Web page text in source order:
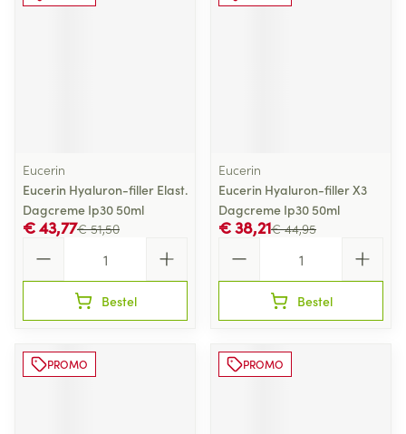
Eucerin
Eucerin Hyaluron-filler Elast.
Dagcreme Ip30 50ml
€ 51,50
€ 43,77
Bestel
Eucerin
Eucerin Hyaluron-filler X3
Dagcreme Ip30 50ml
€ 44,95
€ 38,21
Bestel
PROMO PROMO